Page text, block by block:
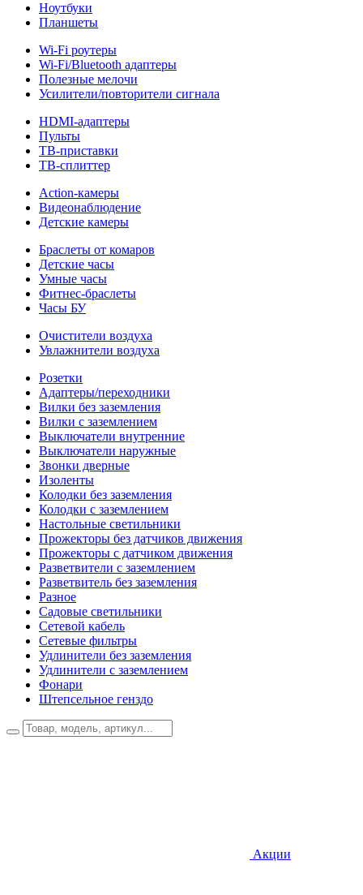
Ноутбуки
Планшеты
Wi-Fi роутеры
Wi-Fi/Bluetooth адаптеры
Полезные мелочи
Усилители/повторители сигнала
HDMI-адаптеры
Пульты
ТВ-приставки
ТВ-сплиттер
Action-камеры
Видеонаблюдение
Детские камеры
Браслеты от комаров
Детские часы
Умные часы
Фитнес-браслеты
Часы БУ
Очистители воздуха
Увлажнители воздуха
Розетки
Адаптеры/переходники
Вилки без заземления
Вилки с заземлением
Выключатели внутренние
Выключатели наружные
Звонки дверные
Изоленты
Колодки без заземления
Колодки с заземлением
Настольные светильники
Прожекторы без датчиков движения
Прожекторы с датчиком движения
Разветвители с заземлением
Разветвитель без заземления
Разное
Садовые светильники
Сетевой кабель
Сетевые фильтры
Удлинители без заземления
Удлинители с заземлением
Фонари
Штепсельное генздо
Акции